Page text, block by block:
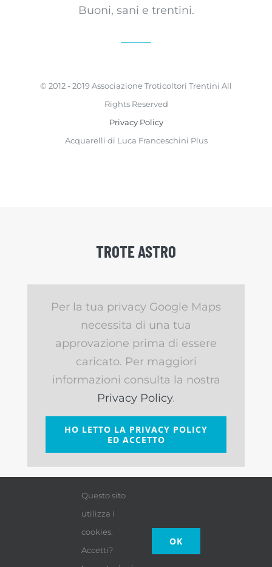
Buoni, sani e trentini.
© 2012 - 2019 Associazione Troticoltori Trentini All
Rights Reserved
Privacy Policy
Acquarelli di Luca Franceschini Plus
TROTE ASTRO
Per la tua privacy Google Maps
necessita di una tua
approvazione prima di essere
caricato. Per maggiori
informazioni consulta la nostra
Privacy Policy.
HO LETTO LA PRIVACY POLICY
ED ACCETTO
Questo sito
utilizza i
cookies.
Accetti?
OK